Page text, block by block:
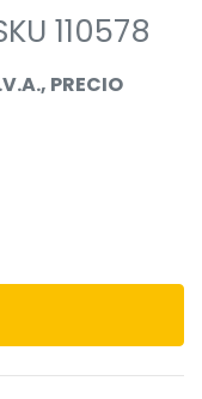
110578
PRECIO